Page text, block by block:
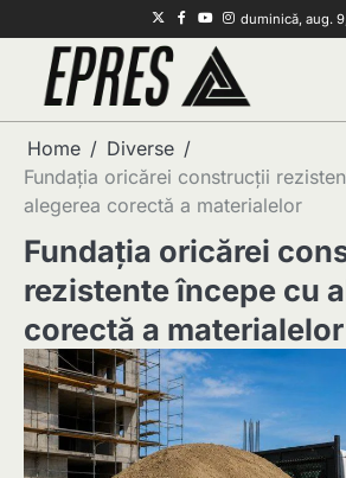
to
content
TwitterFacebook
Youtube
Instagram
duminică, aug.
Home
Diverse
Fundația oricărei construcții
alegerea corectă a materialelor
Fundația oricărei
rezistente începe cu
corectă a materialelor